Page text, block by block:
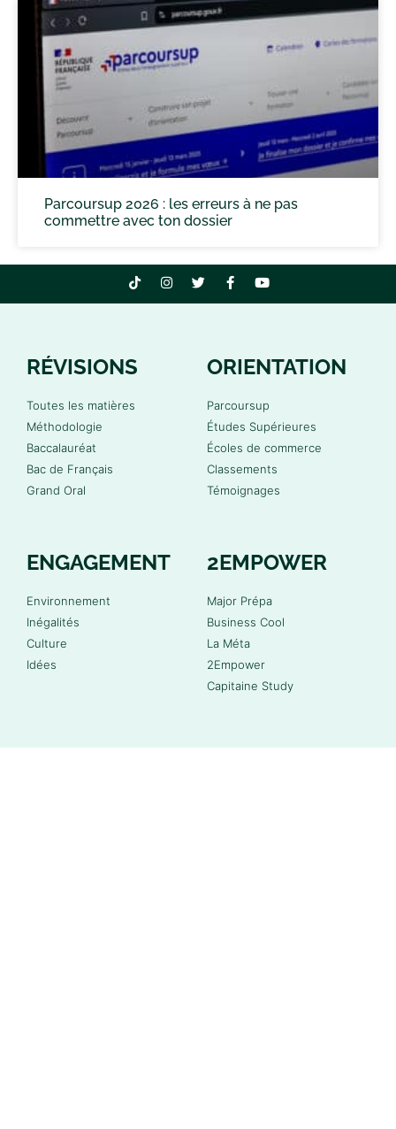
Parcoursup 2026 : les erreurs à ne pas
commettre avec ton dossier
RÉVISIONS
Toutes les matières
Méthodologie
Baccalauréat
Bac de Français
Grand Oral
ORIENTATION
Parcoursup
Études Supérieures
Écoles de commerce
Classements
Témoignages
ENGAGEMENT
Environnement
Inégalités
Culture
Idées
2EMPOWER
Major Prépa
Business Cool
La Méta
2Empower
Capitaine Study